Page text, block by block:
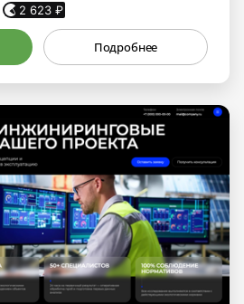
2 623 ₽
Подробнее